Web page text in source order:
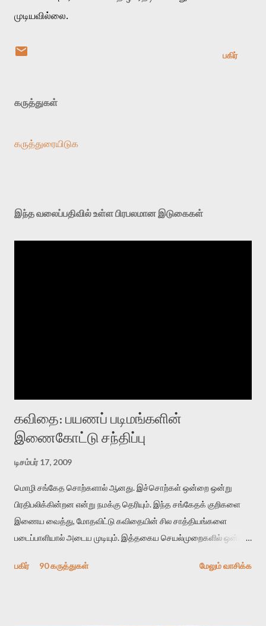
முடியவில்லை.
பகிர்
கருத்துகள்
கருத்துரையிடுக
இந்த வலைப்பதிவில் உள்ள பிரபலமான இடுகைகள்
கவிதை: பயணப் படிமங்களின்
இணைகோட்டு சந்திப்பு
டிசம்பர் 17, 2009
மொழி சங்கேத சொற்களால் ஆனது. இச்சொற்கள் ஒன்றை ஒன்று
பிரதிபலிக்கின்றன என்று நமக்கு தெரியும். இந்த சங்கேதக் குறிகளை
இணைய வைத்து, மோதவிட்டு கவிதையின் சில சாத்தியங்களை
படைப்பாளியால் அடைய முடியும். இத்தகைய செயல்முறைகளில் ஒன்றை
காலத்தில் ஜாலவித்தைக்காரர்கள் வந்து போன பின் அவர்களின்
பகிர் 90 கருத்துகள் மேலும் வாசிக்க